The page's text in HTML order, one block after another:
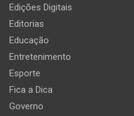
Edições Digitais
Editorias
Educação
Entretenimento
Esporte
Fica a Dica
Governo